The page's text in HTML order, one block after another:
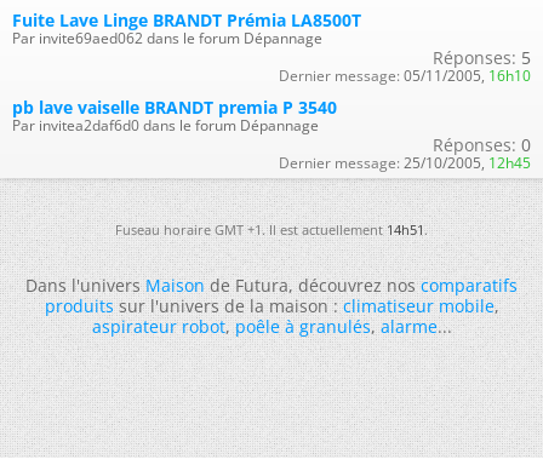
Fuite Lave Linge BRANDT Prémia LA8500T
Par invite69aed062 dans le forum Dépannage
Réponses: 5
Dernier message: 05/11/2005, 16h10
pb lave vaiselle BRANDT premia P 3540
Par invitea2daf6d0 dans le forum Dépannage
Réponses: 0
Dernier message: 25/10/2005, 12h45
Fuseau horaire GMT +1. Il est actuellement14h51.
Dans l'universMaisonde Futura, découvrez noscomparatifs
produitssur l'univers de la maison :climatiseur mobile,
aspirateur robot,poêle à granulés,alarme...